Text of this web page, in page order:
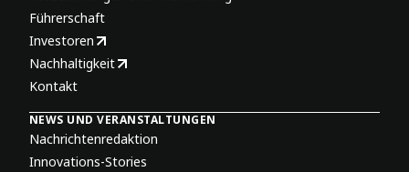
Führerschaft
Investoren
Nachhaltigkeit
Kontakt
NEWS UND VERANSTALTUNGEN
Nachrichtenredaktion
Innovations-Stories